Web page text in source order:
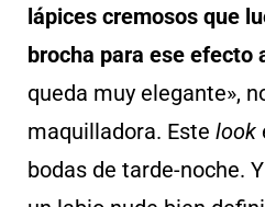
lápices cremosos que
brocha para ese efecto
queda muy elegante»,
maquilladora. Este look
bodas de tarde-noche.